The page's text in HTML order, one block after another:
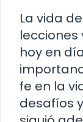
La vida
lecciones
hoy en
fe en la
desafíos